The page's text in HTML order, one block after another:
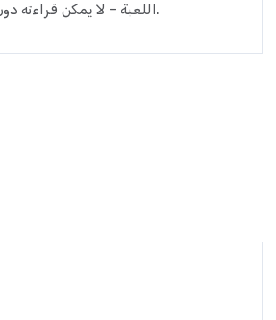
اللعبة – لا يمكن قراءته دون تكبير الشاشة.